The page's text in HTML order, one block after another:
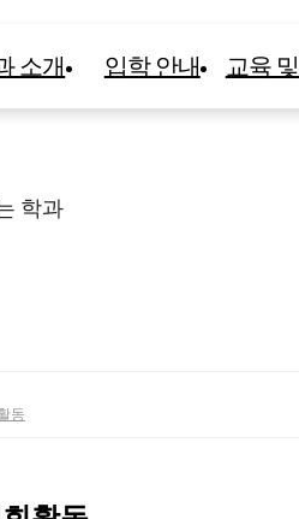
소개 입학 안내 교육
학과
동